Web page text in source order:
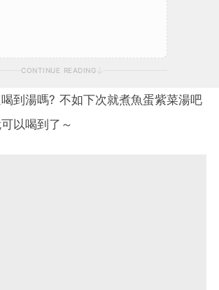
CONTINUE READING
到湯嗎? 不如下次就煮魚蛋紫菜湯吧
以喝到了～